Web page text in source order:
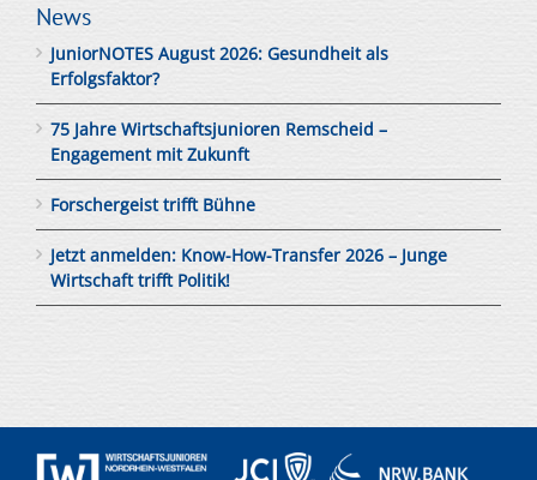
News
JuniorNOTES August 2026: Gesundheit als
Erfolgsfaktor?
75 Jahre Wirtschaftsjunioren Remscheid –
Engagement mit Zukunft
Forschergeist trifft Bühne
Jetzt anmelden: Know-How-Transfer 2026 – Junge
Wirtschaft trifft Politik!